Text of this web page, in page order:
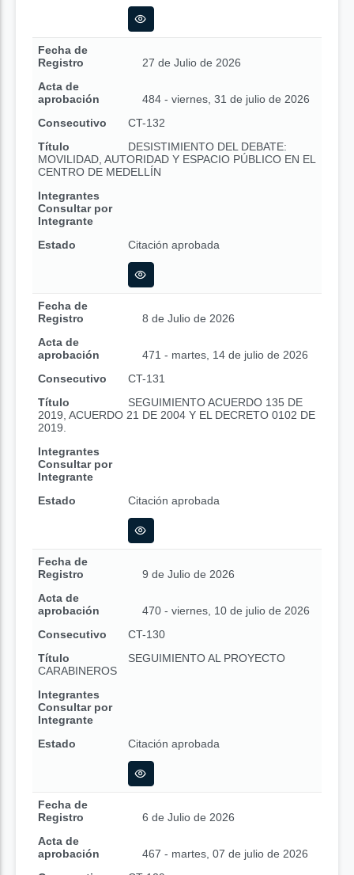
Fecha de
Registro
27 de Julio de 2026
Acta de
aprobación
484 - viernes, 31 de julio de 2026
Consecutivo
CT-132
Título
DESISTIMIENTO DEL DEBATE:
MOVILIDAD, AUTORIDAD Y ESPACIO PÚBLICO EN EL
CENTRO DE MEDELLÍN
Integrantes
Consultar por
Integrante
Estado
Citación aprobada
Fecha de
Registro
8 de Julio de 2026
Acta de
aprobación
471 - martes, 14 de julio de 2026
Consecutivo
CT-131
Título
SEGUIMIENTO ACUERDO 135 DE
2019, ACUERDO 21 DE 2004 Y EL DECRETO 0102 DE
2019.
Integrantes
Consultar por
Integrante
Estado
Citación aprobada
Fecha de
Registro
9 de Julio de 2026
Acta de
aprobación
470 - viernes, 10 de julio de 2026
Consecutivo
CT-130
Título
SEGUIMIENTO AL PROYECTO
CARABINEROS
Integrantes
Consultar por
Integrante
Estado
Citación aprobada
Fecha de
Registro
6 de Julio de 2026
Acta de
aprobación
467 - martes, 07 de julio de 2026